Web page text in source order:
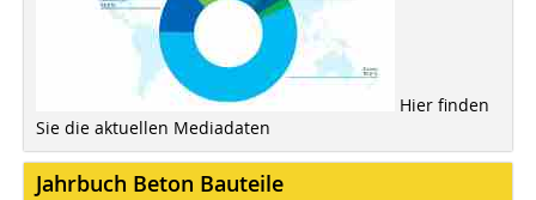
Hier finden
Sie die aktuellen Mediadaten
Jahrbuch Beton Bauteile